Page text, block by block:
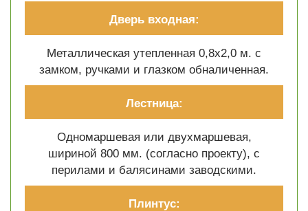
Дверь входная:
Металлическая утепленная 0,8х2,0 м. с
замком, ручками и глазком обналиченная.
Лестница:
Одномаршевая или двухмаршевая,
шириной 800 мм. (согласно проекту), с
перилами и балясинами заводскими.
Плинтус: